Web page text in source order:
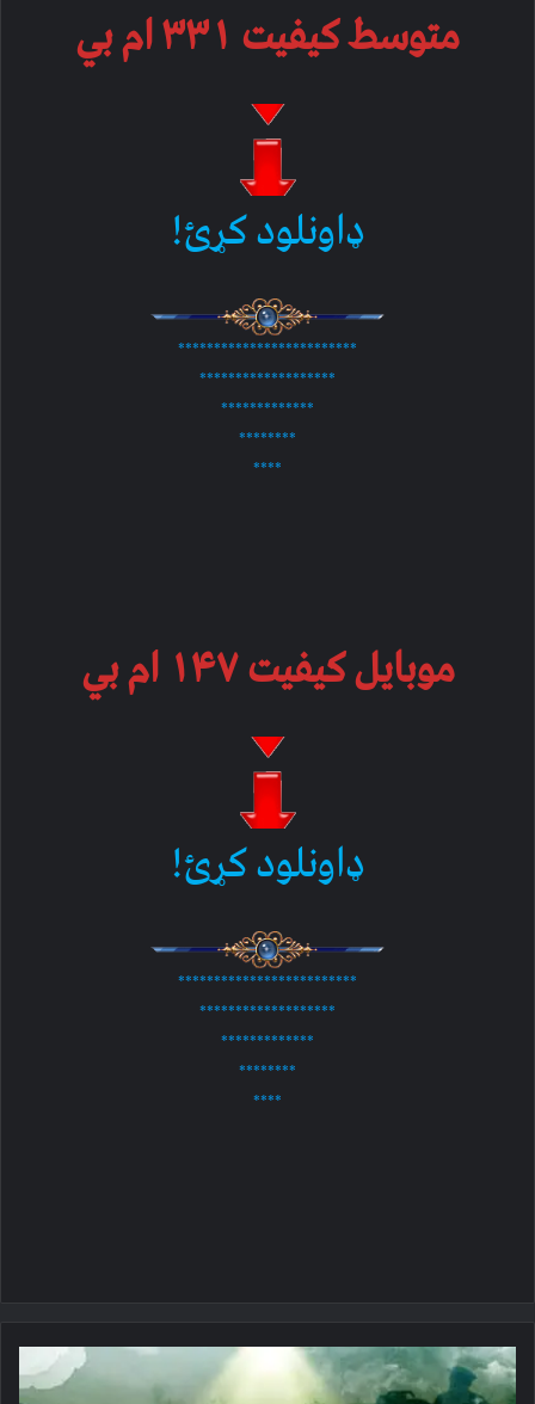
متوسط کیفیت ۳۳۱ ام بي
ډاونلود کړئ!
*************************
*******************
*************
********
****
موبایل کیفیت ۱۴۷ ام بي
ډاونلود کړئ!
*************************
*******************
*************
********
****
د
غازیانو